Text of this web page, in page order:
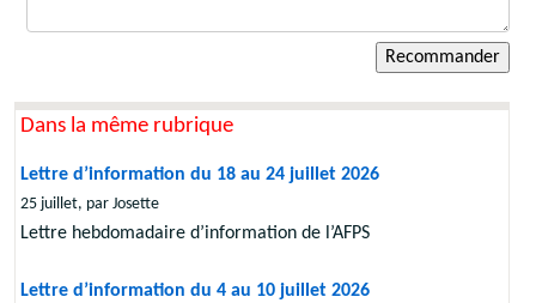
Dans la même rubrique
Lettre d’information du 18 au 24 juillet 2026
25 juillet, par Josette
Lettre hebdomadaire d’information de l’AFPS
Lettre d’information du 4 au 10 juillet 2026